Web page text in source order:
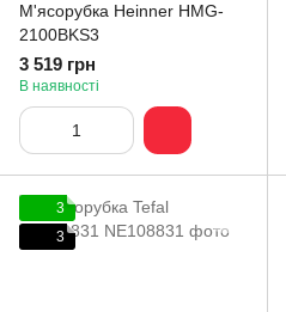
М'ясорубка Heinner HMG-
2100BKS3
3 519 грн
В наявності
3
3